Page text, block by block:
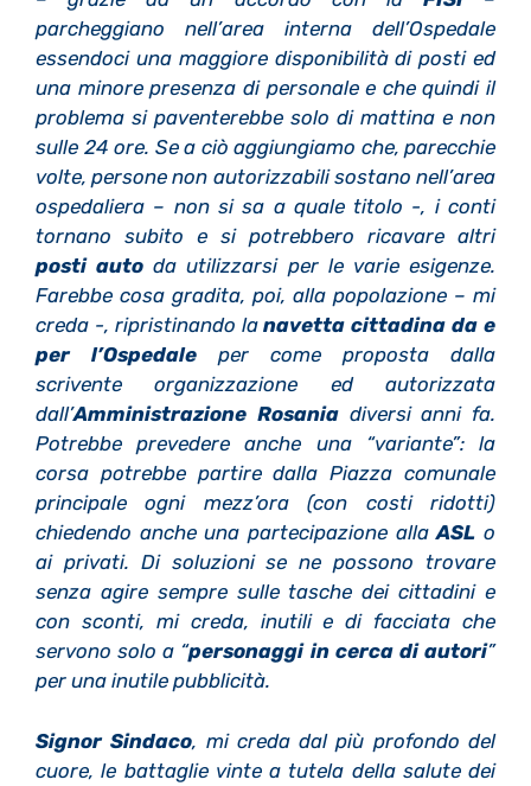
parcheggiano nell’area interna dell’Ospedale
essendoci una maggiore disponibilità di posti ed
una minore presenza di personale e che quindi il
problema si paventerebbe solo di mattina e non
sulle 24 ore. Se a ciò aggiungiamo che, parecchie
volte, persone non autorizzabili sostano nell’area
ospedaliera – non si sa a quale titolo -, i conti
tornano subito e si potrebbero ricavare altri
posti auto da utilizzarsi per le varie esigenze.
Farebbe cosa gradita, poi, alla popolazione – mi
creda -, ripristinando lanavetta cittadina da e
per l’Ospedale per come proposta dalla
scrivente organizzazione ed autorizzata
dall’Amministrazione Rosaniadiversi anni fa.
Potrebbe prevedere anche una “variante”: la
corsa potrebbe partire dalla Piazza comunale
principale ogni mezz’ora (con costi ridotti)
chiedendo anche una partecipazione allaASL o
ai privati. Di soluzioni se ne possono trovare
senza agire sempre sulle tasche dei cittadini e
con sconti, mi creda, inutili e di facciata che
servono solo a “personaggi in cerca di autori”
per una inutile pubblicità.
Signor Sindaco, mi creda dal più profondo del
cuore, le battaglie vinte a tutela della salute dei